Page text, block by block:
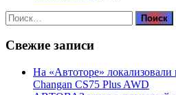
Найти:
Свежие записи
На «Автоторе» локализовали
Changan CS75 Plus AWD